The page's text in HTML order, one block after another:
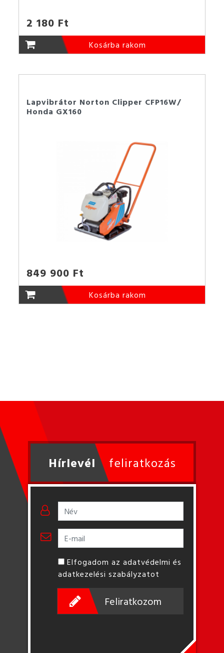
2 180 Ft
Kosárba rakom
Lapvibrátor Norton Clipper CFP16W/
Honda GX160
849 900 Ft
Kosárba rakom
Hírlevél feliratkozás
Elfogadom az adatvédelmi és
adatkezelési szabályzatot
Feliratkozom